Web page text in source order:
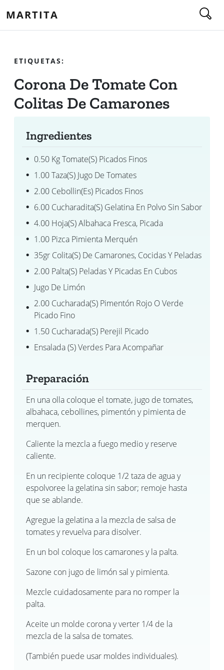
MARTITA
ETIQUETAS:
Corona De Tomate Con
Colitas De Camarones
Ingredientes
0.50 Kg Tomate(s) Picados Finos
1.00 Taza(s) Jugo De Tomates
2.00 Cebollin(es) Picados Finos
6.00 Cucharadita(s) Gelatina En Polvo Sin Sabor
4.00 Hoja(s) Albahaca Fresca, Picada
1.00 Pizca Pimienta Merquén
35gr Colita(s) De Camarones, Cocidas Y Peladas
2.00 Palta(s) Peladas Y Picadas En Cubos
Jugo De Limón
2.00 Cucharada(s) Pimentón Rojo O Verde
Picado Fino
1.50 Cucharada(s) Perejil Picado
Ensalada (s) Verdes Para Acompañar
Preparación
En una olla coloque el tomate, jugo de tomates,
albahaca, cebollines, pimentón y pimienta de
merquen.
Caliente la mezcla a fuego medio y reserve
caliente.
En un recipiente coloque 1/2 taza de agua y
espolvoree la gelatina sin sabor; remoje hasta
que se ablande.
Agregue la gelatina a la mezcla de salsa de
tomates y revuelva para disolver.
En un bol coloque los camarones y la palta.
Sazone con jugo de limón sal y pimienta.
Mezcle cuidadosamente para no romper la
palta.
Aceite un molde corona y verter 1/4 de la
mezcla de la salsa de tomates.
(También puede usar moldes individuales).